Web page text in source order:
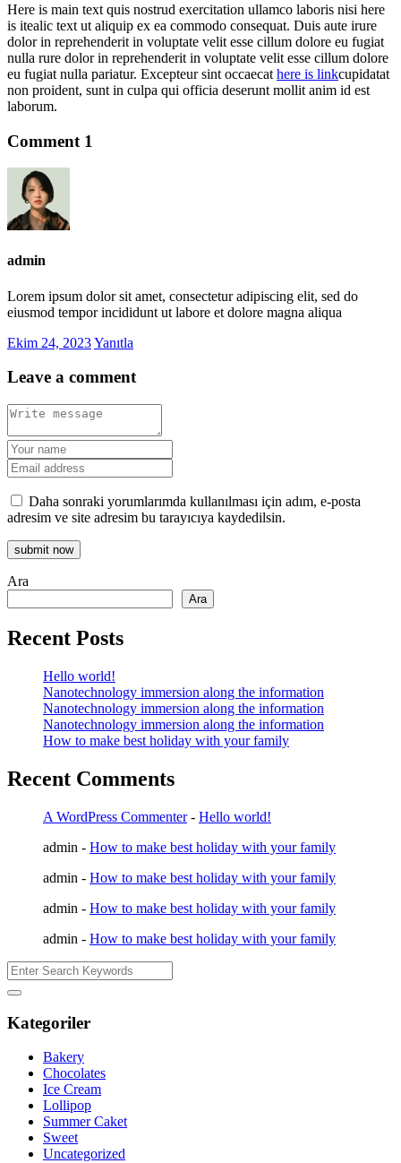
Here is main text quis nostrud exercitation ullamco laboris nisi here
is itealic text ut aliquip ex ea commodo consequat. Duis aute irure
dolor in reprehenderit in voluptate velit esse cillum dolore eu fugiat
nulla rure dolor in reprehenderit in voluptate velit esse cillum dolore
eu fugiat nulla pariatur. Excepteur sint occaecat here is linkcupidatat
non proident, sunt in culpa qui officia deserunt mollit anim id est
laborum.
Comment 1
admin
Lorem ipsum dolor sit amet, consectetur adipiscing elit, sed do
eiusmod tempor incididunt ut labore et dolore magna aliqua
Ekim 24, 2023Yanıtla
Leave a comment
Daha sonraki yorumlarımda kullanılması için adım, e-posta
adresim ve site adresim bu tarayıcıya kaydedilsin.
Ara
Ara
Recent Posts
Hello world!
Nanotechnology immersion along the information
Nanotechnology immersion along the information
Nanotechnology immersion along the information
How to make best holiday with your family
Recent Comments
A WordPress Commenter- Hello world!
admin - How to make best holiday with your family
admin - How to make best holiday with your family
admin - How to make best holiday with your family
admin - How to make best holiday with your family
Kategoriler
Bakery
Chocolates
Ice Cream
Lollipop
Summer Caket
Sweet
Uncategorized